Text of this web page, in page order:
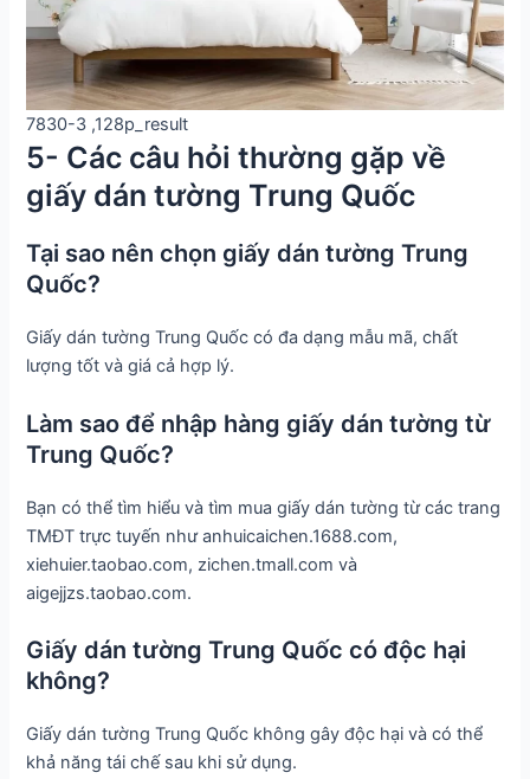
7830-3 ,128p_result
5- Các câu hỏi thường gặp về
giấy dán tường Trung Quốc
Tại sao nên chọn giấy dán tường Trung
Quốc?
Giấy dán tường Trung Quốc có đa dạng mẫu mã, chất
lượng tốt và giá cả hợp lý.
Làm sao để nhập hàng giấy dán tường từ
Trung Quốc?
Bạn có thể tìm hiểu và tìm mua giấy dán tường từ các trang
TMĐT trực tuyến như anhuicaichen.1688.com,
xiehuier.taobao.com, zichen.tmall.com và
aigejjzs.taobao.com.
Giấy dán tường Trung Quốc có độc hại
không?
Giấy dán tường Trung Quốc không gây độc hại và có thể
khả năng tái chế sau khi sử dụng.